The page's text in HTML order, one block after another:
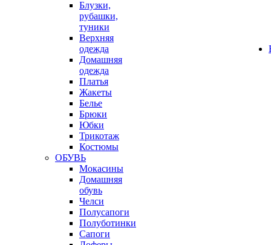
Блузки,
рубашки,
туники
Верхняя
одежда
Домашняя
одежда
Платья
Жакеты
Белье
Брюки
Юбки
Трикотаж
Костюмы
ОБУВЬ
Мокасины
Домашняя
обувь
Челси
Полусапоги
Полуботинки
Сапоги